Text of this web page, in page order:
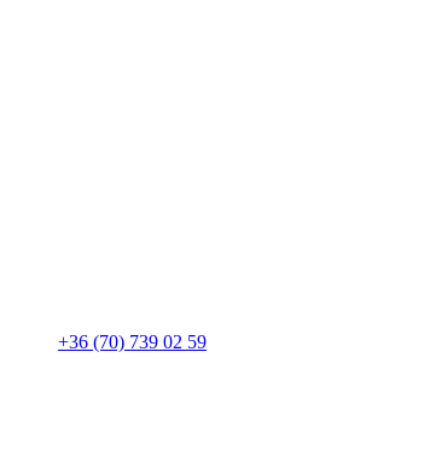
+36 (70) 739 02 59